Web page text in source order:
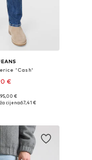
'Cash'
€
+ 2
veličina
€
cijena:67,41 €